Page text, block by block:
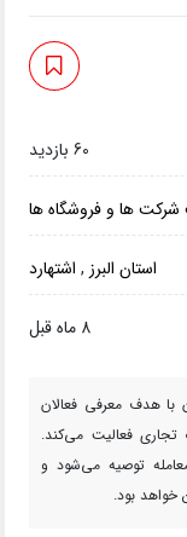
60 بازدید
ها و فروشگاه ها
استان البرز , اشتهارد
8 ماه قبل
با هدف معرفی فعالان
فعالیت می‌کند.
توصیه می‌شود و
خواهد بود.